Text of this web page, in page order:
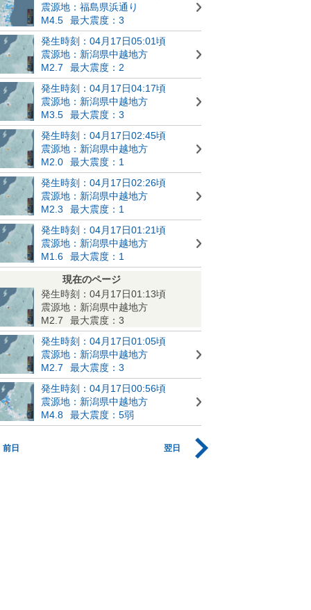
震源地：福島県浜通り
M4.5
最大震度：3
発生時刻：04月17日05:01頃
震源地：新潟県中越地方
M2.7
最大震度：2
発生時刻：04月17日04:17頃
震源地：新潟県中越地方
M3.5
最大震度：3
発生時刻：04月17日02:45頃
震源地：新潟県中越地方
M2.0
最大震度：1
発生時刻：04月17日02:26頃
震源地：新潟県中越地方
M2.3
最大震度：1
発生時刻：04月17日01:21頃
震源地：新潟県中越地方
M1.6
最大震度：1
現在のページ
発生時刻：04月17日01:13頃
震源地：新潟県中越地方
M2.7
最大震度：3
発生時刻：04月17日01:05頃
震源地：新潟県中越地方
M2.7
最大震度：3
発生時刻：04月17日00:56頃
震源地：新潟県中越地方
M4.8
最大震度：5弱
前日 翌日